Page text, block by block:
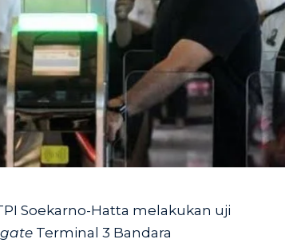
Soekarno-Hatta melakukan uji
Terminal 3 Bandara